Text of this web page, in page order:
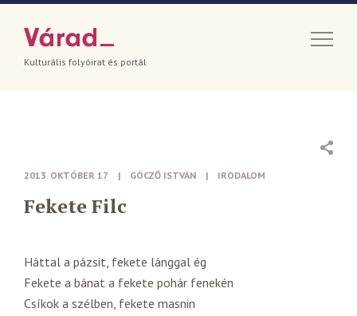
Kulturális folyóirat és portál
2013. OKTÓBER 17 | GÖCZŐ ISTVÁN | IRODALOM
Fekete Filc
Háttal a pázsit, fekete lánggal ég
Fekete a bánat a fekete pohár fenekén
Csíkok a szélben, fekete masnin